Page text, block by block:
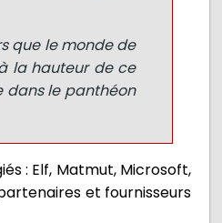
que le monde de
la hauteur de ce
dans le panthéon
: Elf, Matmut, Microsoft,
et fournisseurs